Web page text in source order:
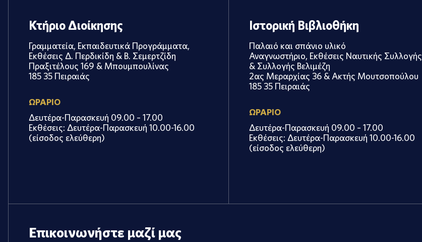
Κτήριο Διοίκησης
Γραμματεία, Εκπαιδευτικά Προγράμματα,
Εκθέσεις Δ. Περδικίδη & Β. Σεμερτζίδη
Πραξιτέλους 169 & Μπουμπουλίνας
185 35 Πειραιάς
ΩΡΑΡΙΟ
Δευτέρα-Παρασκευή 09.00 – 17.00
Εκθέσεις: Δευτέρα-Παρασκευή 10.00-16.00
(είσοδος ελεύθερη)
Ιστορική Βιβλιοθήκη
Παλαιό και σπάνιο υλικό
Αναγνωστήριο, Εκθέσεις Ναυτικής Συλλογής
& Συλλογής Βελιμέζη
2ας Μεραρχίας 36 & Ακτής Μουτσοπούλου
185 35 Πειραιάς
ΩΡΑΡΙΟ
Δευτέρα-Παρασκευή 09.00 – 17.00
Εκθέσεις: Δευτέρα-Παρασκευή 10.00-16.00
(είσοδος ελεύθερη)
Επικοινωνήστε μαζί μας